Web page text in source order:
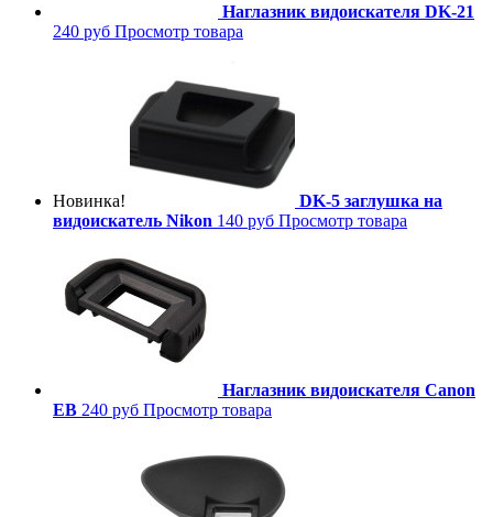
Наглазник видоискателя DK-21
240 руб Просмотр товара
Новинка!
DK-5 заглушка на
видоискатель Nikon 140 руб Просмотр товара
Наглазник видоискателя Canon
EB 240 руб Просмотр товара